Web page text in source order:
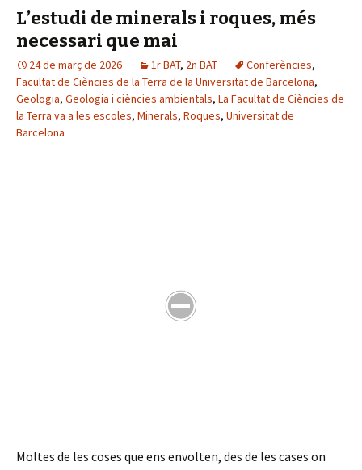
L’estudi de minerals i roques, més
necessari que mai
24 de març de 2026 1r BAT, 2n BAT Conferències,
Facultat de Ciències de la Terra de la Universitat de Barcelona,
Geologia, Geologia i ciències ambientals, La Facultat de Ciències de
la Terra va a les escoles, Minerals, Roques, Universitat de
Barcelona
Moltes de les coses que ens envolten, des de les cases on